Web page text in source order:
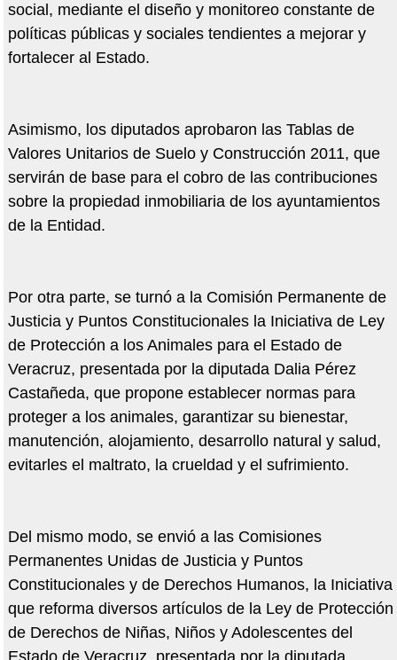
social, mediante el diseño y monitoreo constante de
políticas públicas y sociales tendientes a mejorar y
fortalecer al Estado.
Asimismo, los diputados aprobaron las Tablas de
Valores Unitarios de Suelo y Construcción 2011, que
servirán de base para el cobro de las contribuciones
sobre la propiedad inmobiliaria de los ayuntamientos
de la Entidad.
Por otra parte, se turnó a la Comisión Permanente de
Justicia y Puntos Constitucionales la Iniciativa de Ley
de Protección a los Animales para el Estado de
Veracruz, presentada por la diputada Dalia Pérez
Castañeda, que propone establecer normas para
proteger a los animales, garantizar su bienestar,
manutención, alojamiento, desarrollo natural y salud,
evitarles el maltrato, la crueldad y el sufrimiento.
Del mismo modo, se envió a las Comisiones
Permanentes Unidas de Justicia y Puntos
Constitucionales y de Derechos Humanos, la Iniciativa
que reforma diversos artículos de la Ley de Protección
de Derechos de Niñas, Niños y Adolescentes del